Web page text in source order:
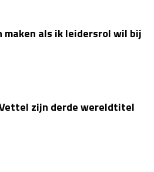
als ik leidersrol wil bij
Vettel zijn derde wereldtitel